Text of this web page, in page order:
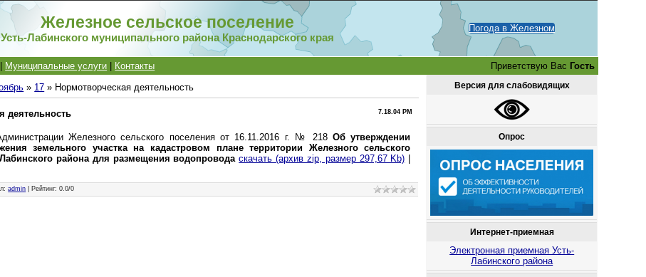
Железное сельское поселение
Усть-Лабинского муниципального района Краснодарского края
Погода в Железном
Муниципальные услуги Контакты Приветствую Вас Гость
» 17 » Нормотворческая деятельность
7.18.04 PM
деятельность
Железного сельского поселения от 16.11.2016 г. № 218 Об утверждении
земельного участка на кадастровом плане территории Железного сельского
района для размещения водопровода скачать (архив zip, размер 297,67 Kb)
:admin Рейтинг:0.0/0
Версия для слабовидящих
Опрос
Интернет-приемная
Электронная приемная Усть-
Лабинского района